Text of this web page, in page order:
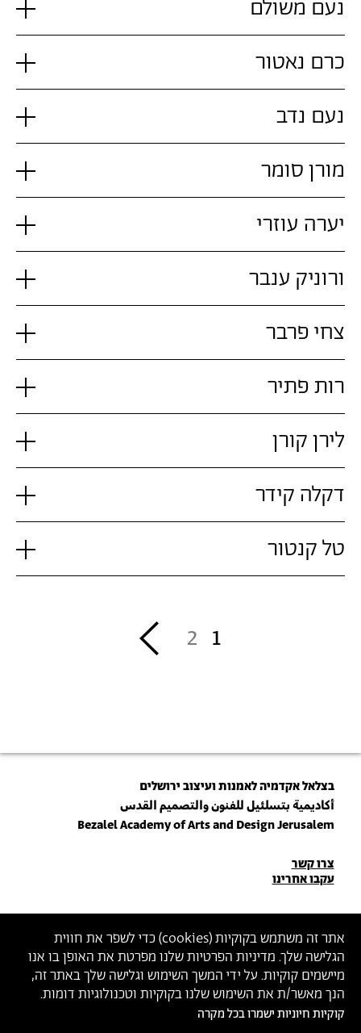
אתר זה משתמש בקוקיות (cookies) כדי לשפר את חווית
הגלישה שלך. מדיניות הפרטיות שלנו מפרטת את האופן בו אנו
מיישמים קוקיות. על ידי המשך השימוש וגלישה שלך באתר זה,
הנך מאשר/ת את השימוש שלנו בקוקיות וטכנולוגיות דומות.
קוקיות חיוניות ישמרו בכל מקרה
נעם משולם
כרם נאטור
נעם נדב
מורן סומר
יערה עוזרי
ורוניק ענבר
צחי פרבר
רות פתיר
לירן קורן
דקלה קידר
טל קנטור
1
2
Next
בצלאל אקדמיה לאמנות ועיצוב ירושלים
أكاديمية بتسلئيل للفنون والتصميم القدس
Bezalel Academy of Arts and Design Jerusalem
פרטי
יצירת
קשר
צרו קשר
עקבו אחרינו
הצטרפו לניוזלטר שלנו
הכניסו כתובת מייל
ההצטרפות מהווה הסכמה למדיניות הפרטיות ול תנאי השימוש של בצלאל